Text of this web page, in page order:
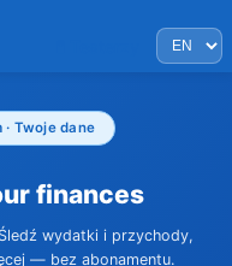
· Twoje dane
finances
wydatki i przychody,
— bez abonamentu.